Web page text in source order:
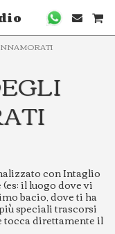
con Intaglio
il luogo dove vi
bacio, dove ti ha
speciali trascorsi
tocca direttamente il